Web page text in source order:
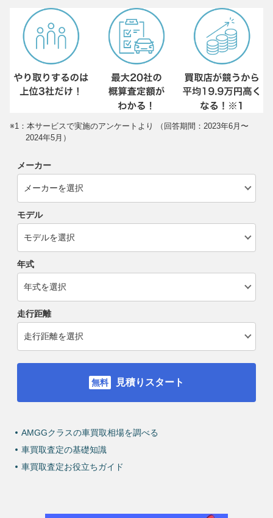
※1：本サービスで実施のアンケートより （回答期間：2023年6月〜
2024年5月）
メーカー
モデル
年式
走行距離
見積りスタート
AMGGクラスの車買取相場を調べる
車買取査定の基礎知識
車買取査定お役立ちガイド